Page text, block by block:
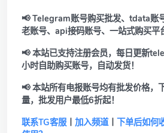
📢 Telegram账号购买批发、tdata账
老账号、api接码账号、一站式购买平
📢 本站已支持注册会员，每日更新
小时自助购买账号，自动发货！
📢 本站所有电报账号均有批发价格，
量，批发用户最低6折起！
联系TG客服丨 加入频道丨 下单后如何